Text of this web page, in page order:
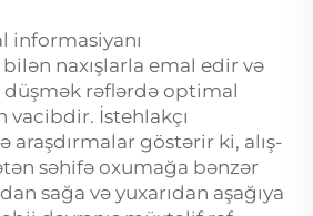
informasiyanı
naxışlarla emal edir və
düşmək rəflərdə optimal
vacibdir. İstehlakçı
araşdırmalar göstərir ki, alış-
səhifə oxumağa bənzər
sağa və yuxarıdan aşağıya